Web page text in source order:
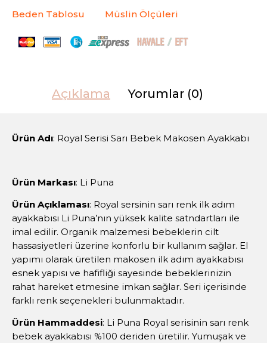
Beden Tablosu Müslin Ölçüleri
Açıklama Yorumlar (0)
Ürün Adı: Royal Serisi Sarı Bebek Makosen Ayakkabı
Ürün Markası: Li Puna
Ürün Açıklaması: Royal sersinin sarı renk ilk adım
ayakkabısı Li Puna’nın yüksek kalite satndartları ile
imal edilir. Organik malzemesi bebeklerin cilt
hassasiyetleri üzerine konforlu bir kullanım sağlar. El
yapımı olarak üretilen makosen ilk adım ayakkabısı
esnek yapısı ve hafifliği sayesinde bebeklerinizin
rahat hareket etmesine imkan sağlar. Seri içerisinde
farklı renk seçenekleri bulunmaktadır.
Ürün Hammaddesi: Li Puna Royal serisinin sarı renk
bebek ayakkabısı %100 deriden üretilir. Yumuşak ve